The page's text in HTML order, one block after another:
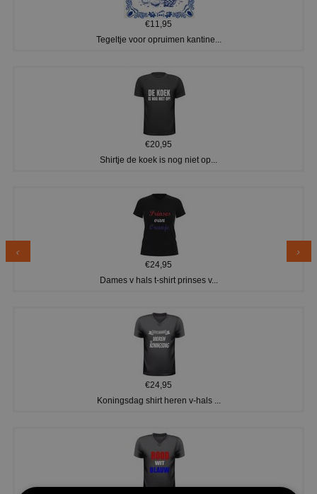
€11,95
Tegeltje voor opruimen kantine...
€20,95
Shirtje de koek is nog niet op...
€24,95
Dames v hals t-shirt prinses v...
€24,95
Koningsdag shirt heren v-hals ...